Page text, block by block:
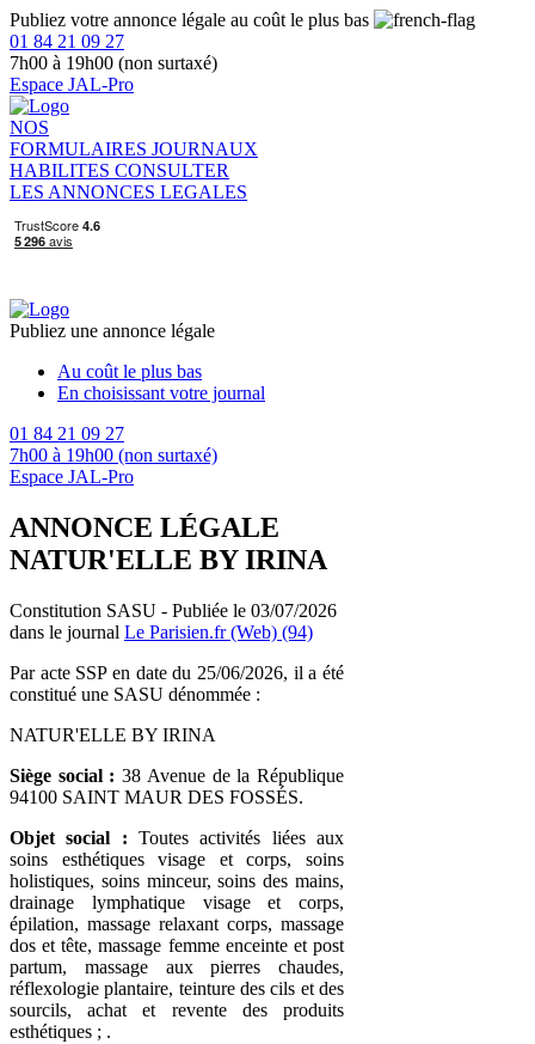
Publiez votre annonce légale au coût le plus bas
01 84 21 09 27
7h00 à 19h00 (non surtaxé)
Espace JAL-Pro
NOS
FORMULAIRES JOURNAUX
HABILITES CONSULTER
LES ANNONCES LEGALES
Publiez une annonce légale
Au coût le plus bas
En choisissant votre journal
01 84 21 09 27
7h00 à 19h00 (non surtaxé)
Espace JAL-Pro
ANNONCE LÉGALE
NATUR'ELLE BY IRINA
Constitution SASU - Publiée le 03/07/2026
dans le journal Le Parisien.fr (Web) (94)
Par acte SSP en date du 25/06/2026, il a été
constitué une SASU dénommée :
NATUR'ELLE BY IRINA
Siège social :38 Avenue de la République
94100 SAINT MAUR DES FOSSÉS.
Objet social : Toutes activités liées aux
soins esthétiques visage et corps, soins
holistiques, soins minceur, soins des mains,
drainage lymphatique visage et corps,
épilation, massage relaxant corps, massage
dos et tête, massage femme enceinte et post
partum, massage aux pierres chaudes,
réflexologie plantaire, teinture des cils et des
sourcils, achat et revente des produits
esthétiques ; .